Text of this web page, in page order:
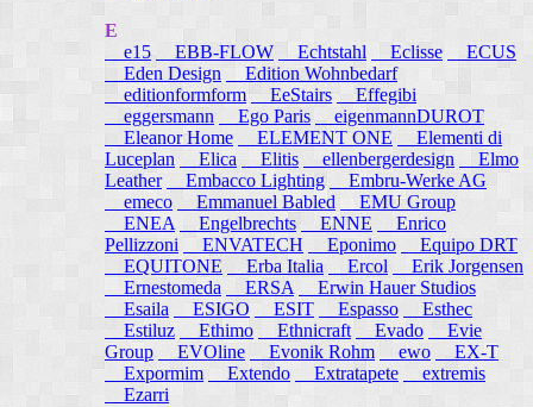
E
e15 EBB-FLOW Echtstahl Eclisse
ECUS
Eden Design
Edition Wohnbedarf
editionformform
EeStairs
Effegibi
eggersmann
Ego Paris
eigenmannDUROT
Eleanor Home
ELEMENT ONE
Elementi di
Luceplan
Elica Elitis ellenbergerdesign
Elmo
Leather
Embacco Lighting
Embru-Werke AG
emeco
Emmanuel Babled
EMU Group
ENEA
Engelbrechts ENNE
Enrico
Pellizzoni ENVATECH Eponimo
Equipo DRT
EQUITONE
Erba Italia Ercol
Erik Jorgensen
Ernestomeda
ERSA
Erwin Hauer Studios
Esaila
ESIGO ESIT Espasso
Esthec
Estiluz
Ethimo Ethnicraft Evado
Evie
Group
EVOline Evonik Rohm ewo
EX-T
Expormim
Extendo Extratapete
extremis
Ezarri